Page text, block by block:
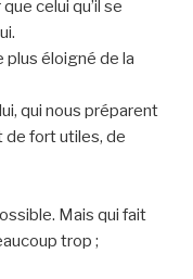
celui qu’il se
plus éloigné de la
qui nous préparent
de fort utiles, de
Mais qui fait
trop ;